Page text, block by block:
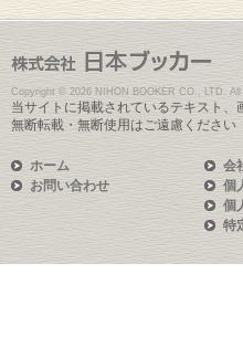
Copyright © 2026 NIHON BOOKER CO., LTD.
当サイトに掲載されているテキスト、
無断転載・無断使用はご遠慮ください
ホーム
お問い合わせ
会
個
個
特